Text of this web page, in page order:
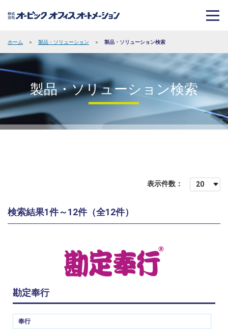
ホーム > 製品・ソリューション > 製品・ソリューション検索
製品・ソリューション検索
表示件数：
検索結果1件～12件（全12件）
勘定奉行
奉行